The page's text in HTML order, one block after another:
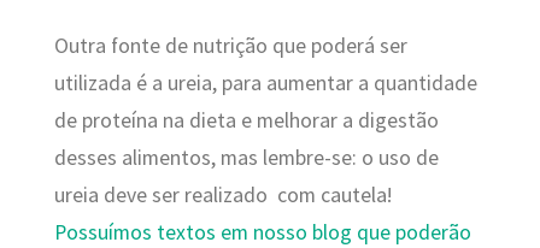
Outra fonte de nutrição que poderá ser
utilizada é a ureia, para aumentar a quantidade
de proteína na dieta e melhorar a digestão
desses alimentos, mas lembre-se: o uso de
ureia deve ser realizado com cautela!
Possuímos textos em nosso blog que poderão